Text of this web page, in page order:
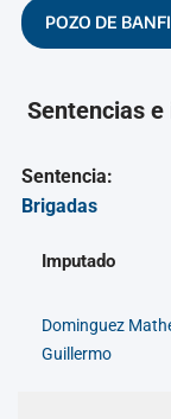
POZO DE
Sentencias
Sentencia:
Brigadas
Imputado
Dominguez
Guillermo